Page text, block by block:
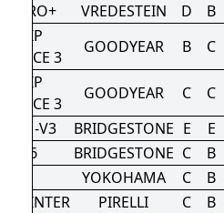
PRO+
VREDESTEIN D B
3
GOODYEAR B C
3
GOODYEAR C C
DM-V3
BRIDGESTONE E E
6
BRIDGESTONE C B
YOKOHAMA C B
WINTER
PIRELLI C B